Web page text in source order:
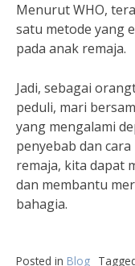
Menurut WHO,
satu metode yang
pada anak remaja.
Jadi, sebagai
peduli, mari
yang mengalami
penyebab dan
remaja, kita dapat
dan membantu
bahagia.
Posted in Blog